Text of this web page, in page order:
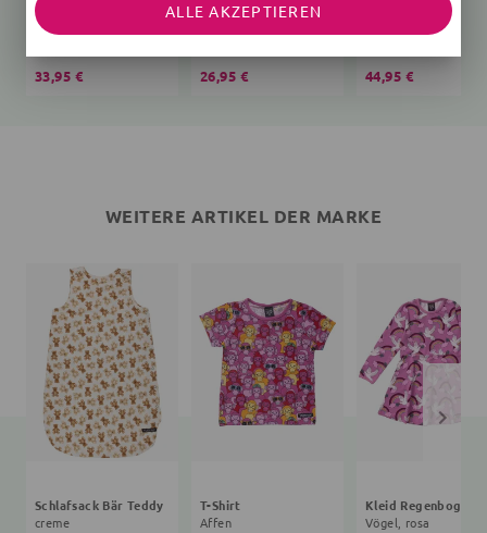
Schlafsack Bär Teddy
33,95 € 26,95 € 44,95 €
WEITERE ARTIKEL DER MARKE
Schlafsack Bär Teddy
creme
T-Shirt
Affen
Vögel, rosa
ALLE AKZEPTIEREN